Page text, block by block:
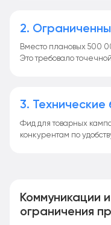
2.
Вместо плановых 500
Это требовало
3.
Фид для товарных
конкурентам по
Коммуникации
ограничения